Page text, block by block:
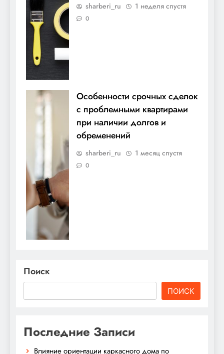
sharberi_ru 1 неделя спустя
0
Особенности срочных сделок
с проблемными квартирами
при наличии долгов и
обременений
sharberi_ru 1 месяц спустя
0
Поиск
ПОИСК
Последние Записи
Влияние ориентации каркасного дома по